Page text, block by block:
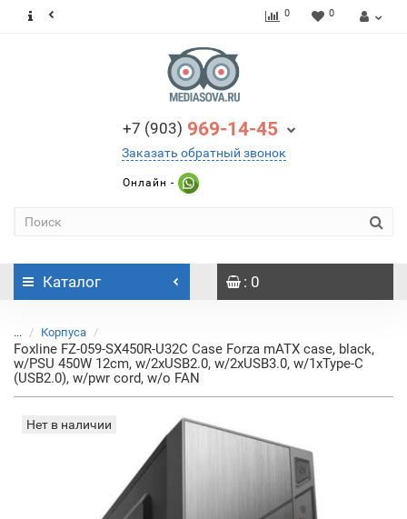
0 0
+7 (903) 969-14-45
Заказать обратный звонок
Онлайн -
Каталог : 0
... Корпуса
Foxline FZ-059-SX450R-U32C Case Forza mATX case, black,
w/PSU 450W 12cm, w/2xUSB2.0, w/2xUSB3.0, w/1xType-C
(USB2.0), w/pwr cord, w/o FAN
Нет в наличии